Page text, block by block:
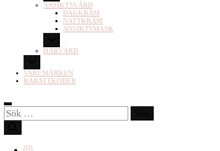
ANSIKTSVÅRD
DAGKRÄM
NATTKRÄM
ANSIKTSMASK
HÅRVÅRD
VARUMÄRKEN
RABATTKODER
Sök
efter: